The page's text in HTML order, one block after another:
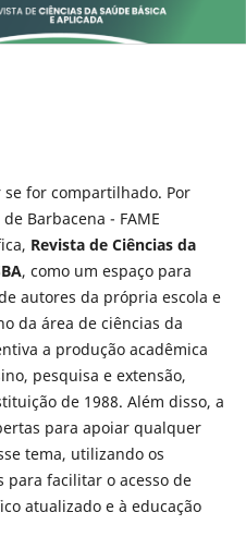
for compartilhado. Por
Barbacena - FAME
Revista de Ciências da
, como um espaço para
autores da própria escola e
da área de ciências da
a produção acadêmica
pesquisa e extensão,
de 1988. Além disso, a
para apoiar qualquer
tema, utilizando os
para facilitar o acesso de
atualizado e à educação